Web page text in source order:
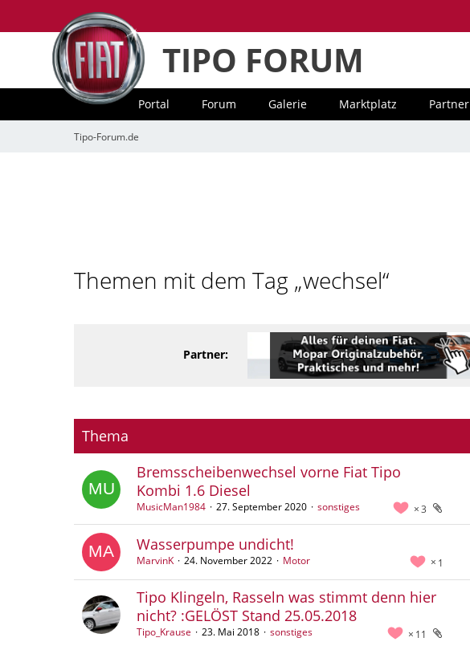
TIPO FORUM
Portal Forum Galerie Marktplatz Partner
Tipo-Forum.de
Themen mit dem Tag „wechsel“
Partner:
Thema
Bremsscheibenwechsel vorne Fiat Tipo
Kombi 1.6 Diesel
3
MusicMan1984 27. September 2020 sonstiges
Wasserpumpe undicht!
1
MarvinK 24. November 2022 Motor
Tipo Klingeln, Rasseln was stimmt denn hier
nicht? :GELÖST Stand 25.05.2018
11
Tipo_Krause 23. Mai 2018 sonstiges